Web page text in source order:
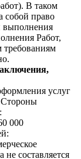
В таком
собой право
выполнения
Работ,
требованиям
услуг
Стороны
000
не составляется